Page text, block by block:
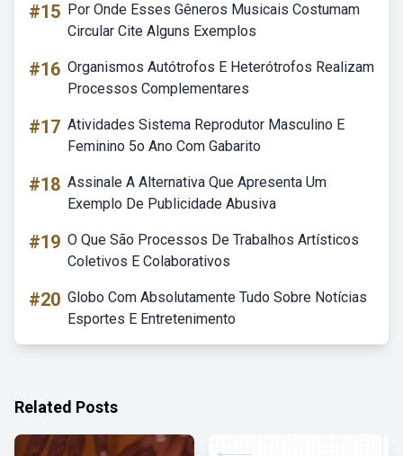
#15 Por Onde Esses Gêneros Musicais Costumam
Circular Cite Alguns Exemplos
#16 Organismos Autótrofos E Heterótrofos Realizam
Processos Complementares
#17 Atividades Sistema Reprodutor Masculino E
Feminino 5o Ano Com Gabarito
#18 Assinale A Alternativa Que Apresenta Um
Exemplo De Publicidade Abusiva
#19 O Que São Processos De Trabalhos Artísticos
Coletivos E Colaborativos
#20 Globo Com Absolutamente Tudo Sobre Notícias
Esportes E Entretenimento
Related Posts